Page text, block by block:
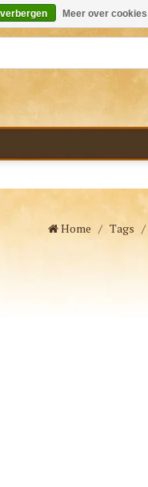
Merken Bestellen -
Home / Tags /
Meer over cookies